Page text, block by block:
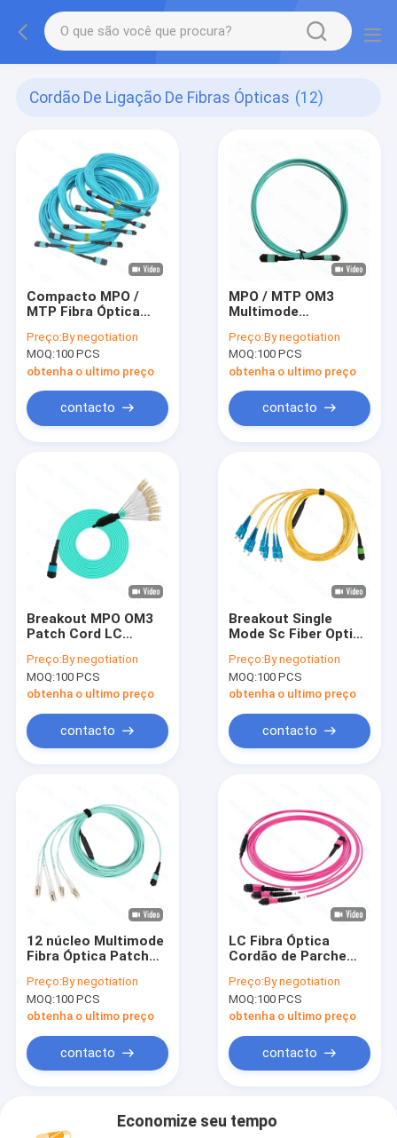
Cordão De Ligação De Fibras Ópticas (12)
Compacto MPO /
MTP Fibra Óptica
Fibra Óptica Patch
Cable
Preço:By negotiation
MOQ:100 PCS
obtenha o ultimo preço
contacto
MPO / MTP OM3
Multimode
Centros de Dados
Preço:By negotiation
MOQ:100 PCS
obtenha o ultimo preço
contacto
Breakout MPO OM3
Patch Cord LC
Multimode Cabos de
Fibra Óptica
Preço:By negotiation
MOQ:100 PCS
obtenha o ultimo preço
contacto
Breakout Single
Mode Sc Fiber Optic
Núcleos Duplex OS2
Preço:By negotiation
MOQ:100 PCS
obtenha o ultimo preço
contacto
12 núcleo Multimode
Fibra Óptica Patch
conector
Preço:By negotiation
MOQ:100 PCS
obtenha o ultimo preço
contacto
LC Fibra Óptica
Cordão de Parche
Om4 Fibra Patch
Cables
Preço:By negotiation
MOQ:100 PCS
obtenha o ultimo preço
contacto
Economize seu tempo